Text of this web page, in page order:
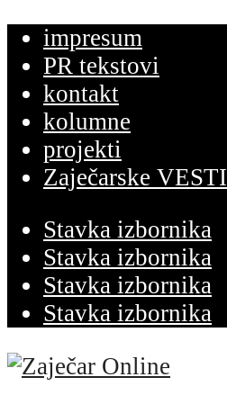
impresum
PR tekstovi
kontakt
kolumne
projekti
Zaječarske VESTI
Stavka izbornika
Stavka izbornika
Stavka izbornika
Stavka izbornika